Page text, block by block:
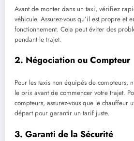
Avant de monter dans un taxi, vérifiez
véhicule. Assurez-vous qu’il est propre et
fonctionnement. Cela peut éviter des
pendant le trajet.
2. Négociation ou Compteur
Pour les taxis non équipés de compteurs,
le prix avant de commencer votre trajet.
compteurs, assurez-vous que le chauffeur
départ pour garantir un tarif juste.
3. Garanti de la Sécurité